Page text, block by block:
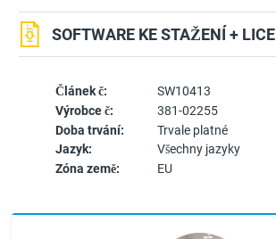
Článek č:
SW10413
Výrobce č:
381-02255
Doba trvání:
Trvale platné
Jazyk:
Všechny jazyky
Zóna země:
EU
SOFTWARE KE STAŽENÍ +